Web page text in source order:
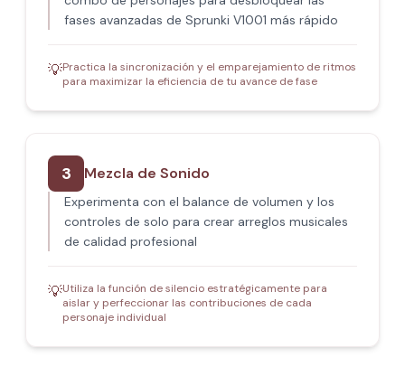
fases avanzadas de Sprunki V1001 más rápido
💡Practica la sincronización y el emparejamiento de ritmos
para maximizar la eficiencia de tu avance de fase
3 Mezcla de Sonido
Experimenta con el balance de volumen y los
controles de solo para crear arreglos musicales
de calidad profesional
💡Utiliza la función de silencio estratégicamente para
aislar y perfeccionar las contribuciones de cada
personaje individual